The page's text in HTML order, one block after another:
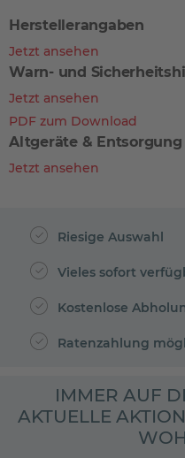
Herstellerangaben
Jetzt ansehen
Warn- und
Jetzt ansehen
PDF zum Download
Altgeräte & Entsorgung
Jetzt ansehen
Riesige Auswahl
Vieles sofort
Kostenlose
Ratenzahlung
IMMER AUF
AKTUELLE